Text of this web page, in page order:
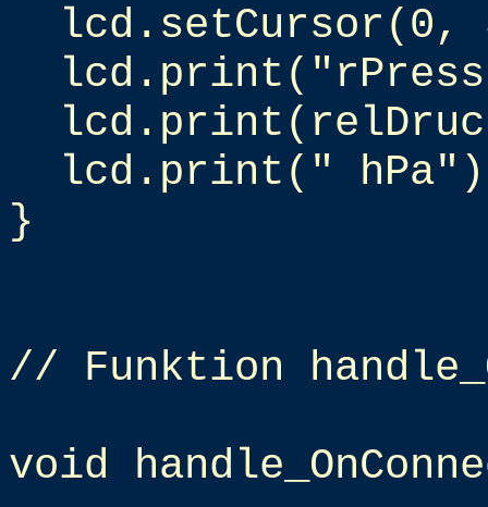
lcd.setCursor(0,
lcd.print("
}
// Funktion
void